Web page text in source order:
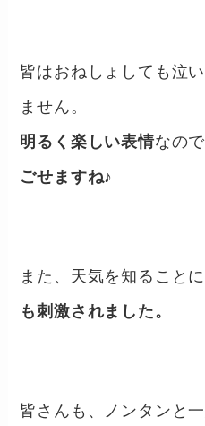
皆はおねしょしても泣
ません。
明るく楽しい表情なの
ごせますね♪
また、天気を知ることに
も刺激されました。
皆さんも、ノンタンと一